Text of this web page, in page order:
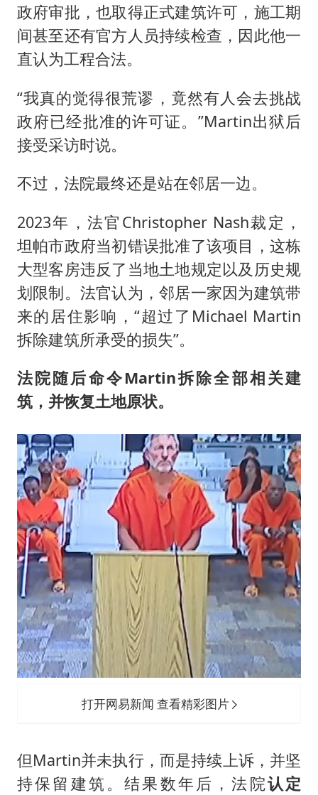
政府审批，也取得正式建筑许可，施工期
间甚至还有官方人员持续检查，因此他一
直认为工程合法。
“我真的觉得很荒谬，竟然有人会去挑战
政府已经批准的许可证。”Martin出狱后
接受采访时说。
不过，法院最终还是站在邻居一边。
2023年，法官Christopher Nash裁定，
坦帕市政府当初错误批准了该项目，这栋
大型客房违反了当地土地规定以及历史规
划限制。法官认为，邻居一家因为建筑带
来的居住影响，“超过了Michael Martin
拆除建筑所承受的损失”。
法院随后命令Martin拆除全部相关建
筑，并恢复土地原状。
打开网易新闻 查看精彩图片
但Martin并未执行，而是持续上诉，并坚
持保留建筑。结果数年后，法院认定